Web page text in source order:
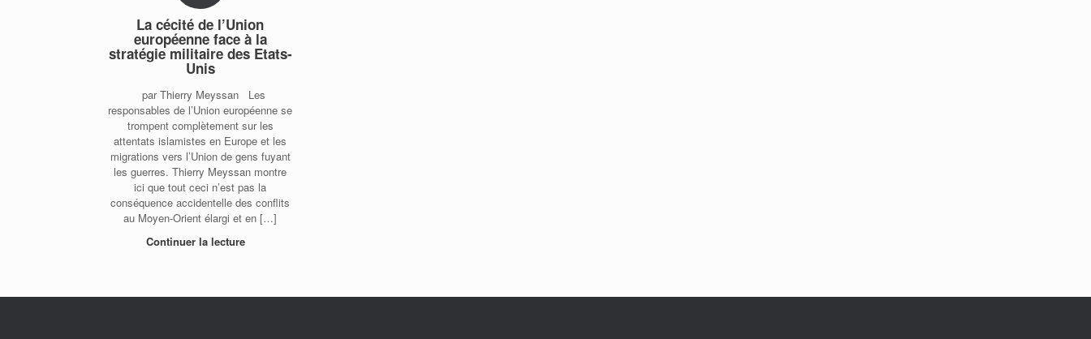
La cécité de l’Union
européenne face à la
stratégie militaire des Etats-
Unis
par Thierry Meyssan Les
responsables de l’Union européenne se
trompent complètement sur les
attentats islamistes en Europe et les
migrations vers l’Union de gens fuyant
les guerres. Thierry Meyssan montre
ici que tout ceci n’est pas la
conséquence accidentelle des conflits
au Moyen-Orient élargi et en […]
Continuer la lecture